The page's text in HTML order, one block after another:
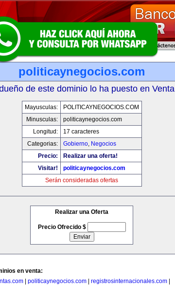
politicaynegocios.com
de este dominio lo ha puesto en Venta
Mayusculas:
POLITICAYNEGOCIOS.COM
Minusculas:
politicaynegocios.com
Longitud:
17 caracteres
Categorias:
Gobierno, Negocios
Precio:
Realizar una oferta!
Visitar!
politicaynegocios.com
Serán consideradas ofertas
Realizar una Oferta
Precio Ofrecido $
en venta:
politicaynegocios.com registrosinternacionales.com